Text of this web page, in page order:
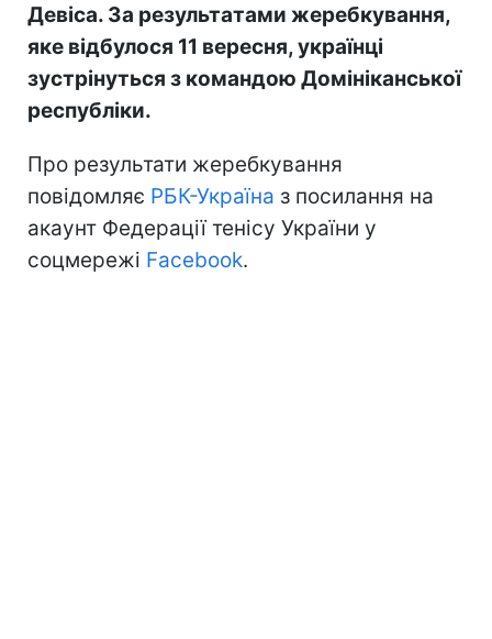
Девіса. За результатами жеребкування,
яке відбулося 11 вересня, українці
зустрінуться з командою Домініканської
республіки.
Про результати жеребкування
повідомляє РБК-Україна з посилання на
акаунт Федерації тенісу України у
соцмережі Facebook.